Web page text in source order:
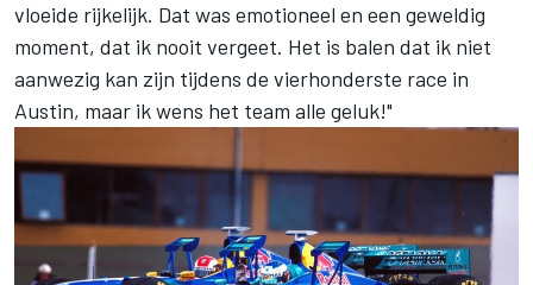
vloeide rijkelijk. Dat was emotioneel en een geweldig
moment, dat ik nooit vergeet. Het is balen dat ik niet
aanwezig kan zijn tijdens de vierhonderste race in
Austin, maar ik wens het team alle geluk!"